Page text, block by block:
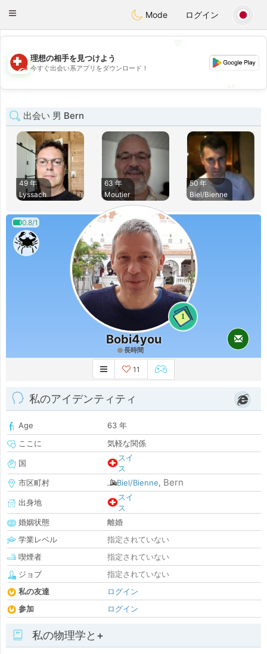
Suissi
Toggle
Mode ログイン
💖
💕
理想の相手を見つけよう
今すぐ出会い系アプリをダウンロード！
出会い 男 Bern
49 年
Lyssach
63 年
Moutier
50 年
Biel/Bienne
0.8/1
1
Bobi4you
長時間
11
私のアイデンティティ
Age
63 年
ここに
気軽な関係
国
スイ
ス
市区町村
Biel/Bienne, Bern
出身地
スイ
ス
婚姻状態
離婚
学業レベル
指定されていない
喫煙者
指定されていない
ジョブ
指定されていない
私の友達
ログイン
参加
ログイン
私の物理学と+